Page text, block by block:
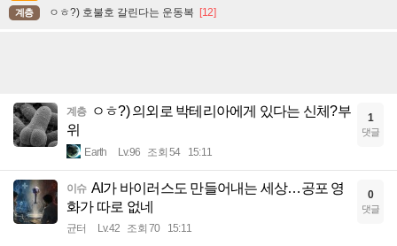
계층 ㅇㅎ?) 호불호 갈린다는 운동복 [12]
계층
ㅇㅎ?) 의외로 박테리아에게 있다는 신체?부
위
Earth Lv.96 조회 54 15:11
1
댓글
이슈 AI가 바이러스도 만들어내는 세상…공포 영
화가 따로 없네
균터 Lv.42 조회 70 15:11
0
댓글